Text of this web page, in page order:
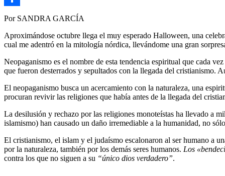
Link
Compartir
Por SANDRA GARCÍA
Aproximándose octubre llega el muy esperado Halloween, una
cual me adentró en la mitología nórdica, llevándome una gran
Neopaganismo es el nombre de esta tendencia espiritual que cada
que fueron desterrados y sepultados con la llegada del cristianismo.
El neopaganismo busca un acercamiento con la naturaleza, una
procuran revivir las religiones que había antes de la llegada del
La desilusión y rechazo por las religiones monoteístas ha llevado a
islamismo) han causado un daño irremediable a la humanidad, no
El cristianismo, el islam y el judaísmo escalonaron al ser humano a
por la naturaleza, también por los demás seres humanos. Los
contra los que no siguen a su “único dios verdadero”.